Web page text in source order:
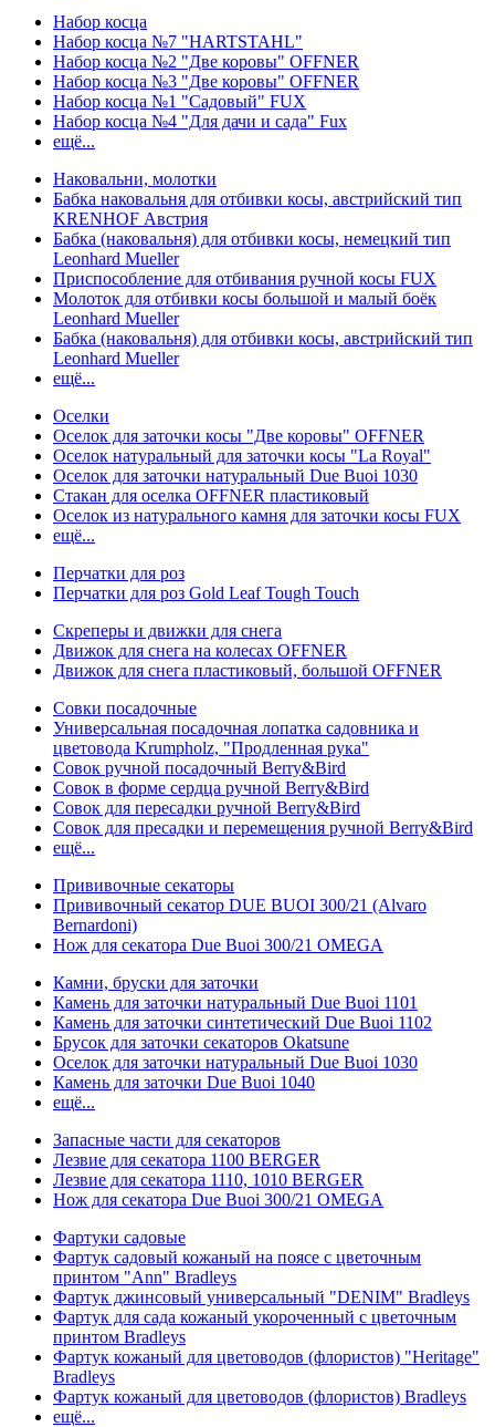
Набор косца
Набор косца №7 "HARTSTAHL"
Набор косца №2 "Две коровы" OFFNER
Набор косца №3 "Две коровы" OFFNER
Набор косца №1 "Садовый" FUX
Набор косца №4 "Для дачи и сада" Fux
ещё...
Наковальни, молотки
Бабка наковальня для отбивки косы, австрийский тип
KRENHOF Австрия
Бабка (наковальня) для отбивки косы, немецкий тип
Leonhard Mueller
Приспособление для отбивания ручной косы FUX
Молоток для отбивки косы большой и малый боёк
Leonhard Mueller
Бабка (наковальня) для отбивки косы, австрийский тип
Leonhard Mueller
ещё...
Оселки
Оселок для заточки косы "Две коровы" OFFNER
Оселок натуральный для заточки косы "La Royal"
Оселок для заточки натуральный Due Buoi 1030
Стакан для оселка OFFNER пластиковый
Оселок из натурального камня для заточки косы FUX
ещё...
Перчатки для роз
Перчатки для роз Gold Leaf Tough Touch
Скреперы и движки для снега
Движок для снега на колесах OFFNER
Движок для снега пластиковый, большой OFFNER
Совки посадочные
Универсальная посадочная лопатка садовника и
цветовода Krumpholz, "Продленная рука"
Совок ручной посадочный Berry&Bird
Совок в форме сердца ручной Berry&Bird
Совок для пересадки ручной Berry&Bird
Совок для пресадки и перемещения ручной Berry&Bird
ещё...
Прививочные секаторы
Прививочный секатор DUE BUOI 300/21 (Alvaro
Bernardoni)
Нож для секатора Due Buoi 300/21 OMEGA
Камни, бруски для заточки
Камень для заточки натуральный Due Buoi 1101
Камень для заточки синтетический Due Buoi 1102
Брусок для заточки секаторов Okatsune
Оселок для заточки натуральный Due Buoi 1030
Камень для заточки Due Buoi 1040
ещё...
Запасные части для секаторов
Лезвие для секатора 1100 BERGER
Лезвие для секатора 1110, 1010 BERGER
Нож для секатора Due Buoi 300/21 OMEGA
Фартуки садовые
Фартук садовый кожаный на поясе с цветочным
принтом "Ann" Bradleys
Фартук джинсовый универсальный "DENIM" Bradleys
Фартук для сада кожаный укороченный с цветочным
принтом Bradleys
Фартук кожаный для цветоводов (флористов) "Heritage"
Bradleys
Фартук кожаный для цветоводов (флористов) Bradleys
ещё...